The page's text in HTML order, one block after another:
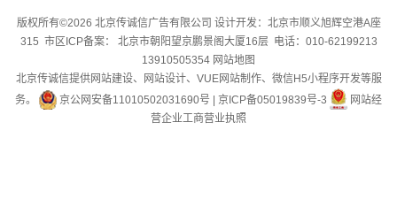
版权所有©2026 北京传诚信广告有限公司 设计开发：北京市顺义旭辉空港A座
315 市区ICP备案： 北京市朝阳望京鹏景阁大厦16层 电话：010-62199213
13910505354 网站地图
北京传诚信提供网站建设、网站设计、VUE网站制作、微信H5小程序开发等服
务。
京公网安备11010502031690号 京ICP备05019839号-3
网站经
营企业工商营业执照